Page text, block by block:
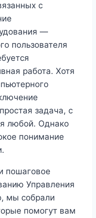
с
—
пользователя
работа. Хотя
задача, с
любой. Однако
понимание
пошаговое
Управления
мы собрали
помогут вам